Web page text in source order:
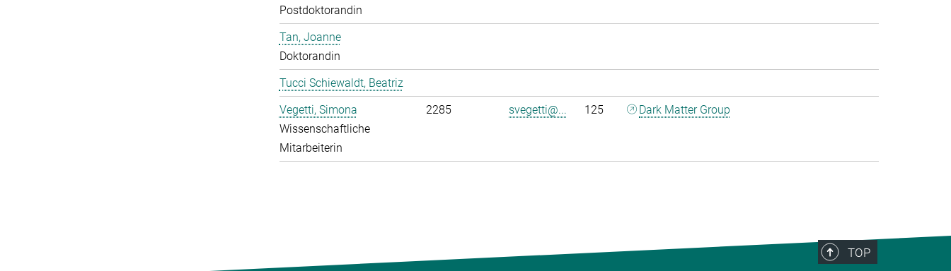
Postdoktorandin
Tan, Joanne
Doktorandin
Tucci Schiewaldt, Beatriz
Vegetti, Simona
Wissenschaftliche
Mitarbeiterin
2285 svegetti@... 125 Dark Matter Group
TOP